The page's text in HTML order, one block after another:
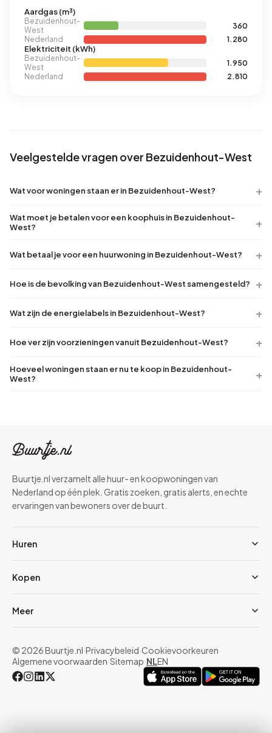
Aardgas (m³)
Bezuidenhout-
West
360
Nederland
1.280
Elektriciteit (kWh)
Bezuidenhout-
West
1.950
Nederland
2.810
Veelgestelde vragen over Bezuidenhout-West
Wat voor woningen staan er in Bezuidenhout-West?
Wat moet je betalen voor een koophuis in Bezuidenhout-
West?
Wat betaal je voor een huurwoning in Bezuidenhout-West?
Hoe is de bevolking van Bezuidenhout-West samengesteld?
Wat zijn de energielabels in Bezuidenhout-West?
Hoe ver zijn voorzieningen vanuit Bezuidenhout-West?
Hoeveel woningen staan er nu te koop in Bezuidenhout-
West?
Buurtje.nl verzamelt alle huur- en koopwoningen van
Nederland op één plek. Gratis zoeken, gratis alerts, en echte
ervaringen van bewoners over de buurt.
Huren
Kopen
Meer
© 2026 Buurtje.nl·Privacybeleid·Cookievoorkeuren·
Algemene voorwaarden·Sitemap·NLEN